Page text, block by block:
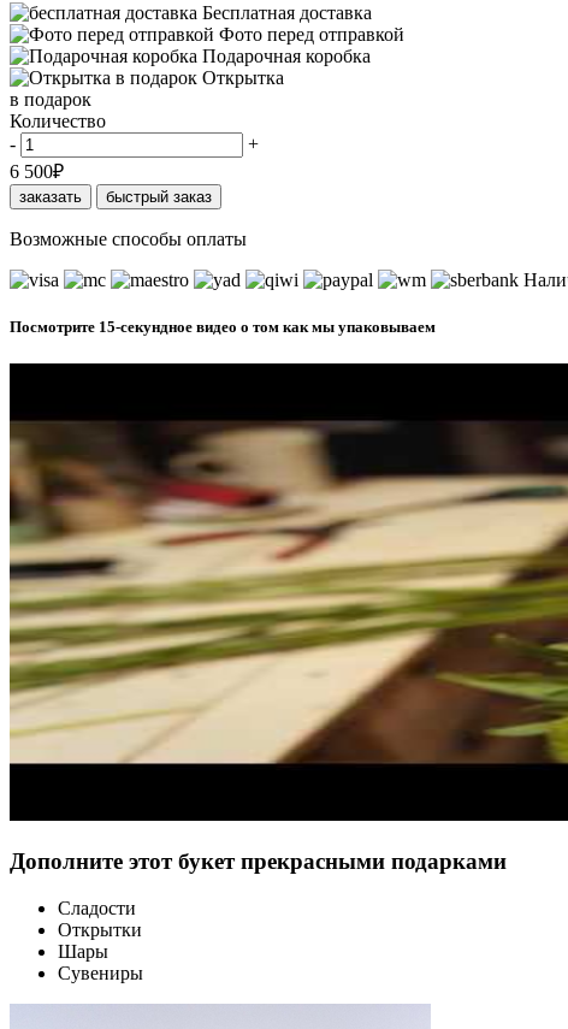
Бесплатная доставка
Фото перед отправкой
Подарочная коробка
Открытка
в подарок
Количество
-
+
6 500₽
заказать быстрый заказ
Возможные способы оплаты
Посмотрите 15-секундное видео о том как мы упаковываем
Дополните этот букет прекрасными подарками
Сладости
Открытки
Шары
Сувениры